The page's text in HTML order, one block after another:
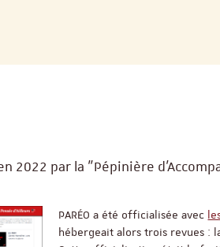
2022 par la "Pépinière
PARÉO a été officialisée avec
hébergeait alors trois revues :